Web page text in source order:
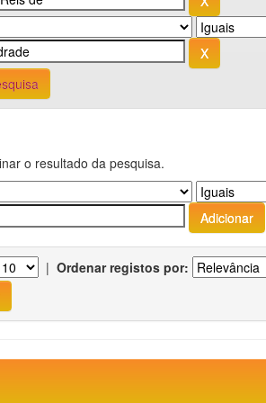
o resultado da pesquisa.
| Ordenar registos por: